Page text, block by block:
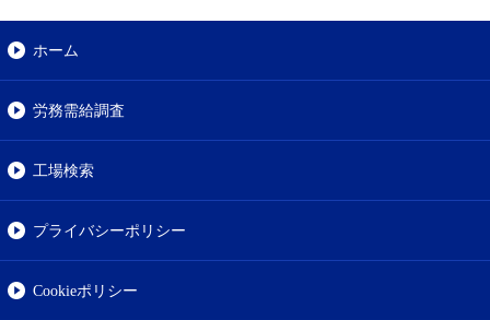
ホーム
労務需給調査
工場検索
プライバシーポリシー
Cookieポリシー